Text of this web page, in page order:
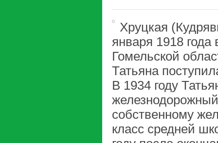
Хруцкая
января 1918 года
Гомельской
Татьяна
В 1934 году
собственному
класс средней